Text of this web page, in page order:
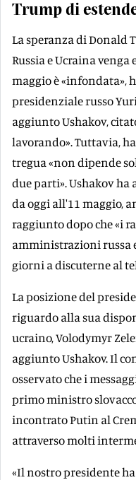
Trump di
La speranza di Donald
Russia e Ucraina venga
maggio è «infondata»,
presidenziale russo
aggiunto Ushakov,
lavorando». Tuttavia,
tregua «non dipende
due parti». Ushakov ha
da oggi all'11 maggio,
raggiunto dopo che «i
amministrazioni russa
giorni a discuterne al
La posizione del
riguardo alla sua
ucraino, Volodymyr
aggiunto Ushakov. Il
osservato che i
primo ministro
incontrato Putin al
attraverso molti
«Il nostro presidente